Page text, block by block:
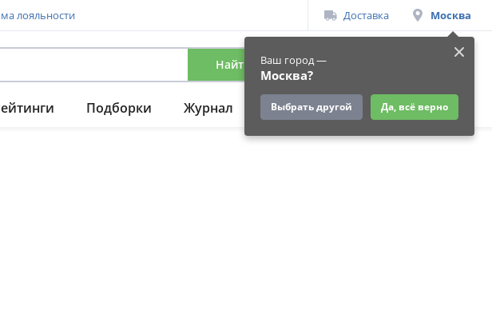
лояльности Доставка Москва
Ваш город —
Москва?
Выбрать другой Да, всё верно
Найти Вход
Подборки Журнал Подарки Ещё